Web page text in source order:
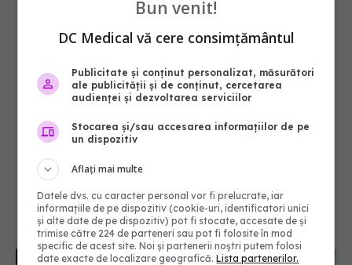
Bun venit!
DC Medical vă cere consimțământul
Publicitate și conținut personalizat, măsurători
ale publicității și de conținut, cercetarea
audienței și dezvoltarea serviciilor
Stocarea și/sau accesarea informațiilor de pe
un dispozitiv
Aflați mai multe
Datele dvs. cu caracter personal vor fi prelucrate, iar
informațiile de pe dispozitiv (cookie-uri, identificatori unici
și alte date de pe dispozitiv) pot fi stocate, accesate de și
trimise către 224 de parteneri sau pot fi folosite în mod
specific de acest site. Noi și partenerii noștri putem folosi
date exacte de localizare geografică.Lista partenerilor.